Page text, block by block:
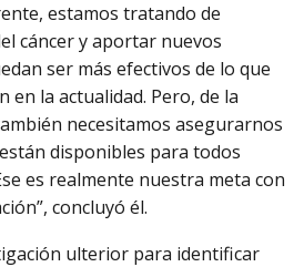
estamos tratando de
cáncer y aportar nuevos
ser más efectivos de lo que
en la actualidad. Pero, de la
necesitamos asegurarnos
disponibles para todos
es realmente nuestra meta con
concluyó él.
ulterior para identificar